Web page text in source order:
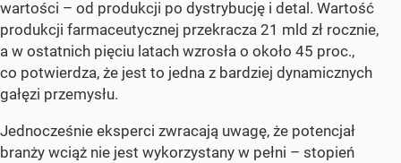
wartości – od produkcji po dystrybucję i detal. Wartość
produkcji farmaceutycznej przekracza 21 mld zł rocznie,
a w ostatnich pięciu latach wzrosła o około 45 proc.,
co potwierdza, że jest to jedna z bardziej dynamicznych
gałęzi przemysłu.
Jednocześnie eksperci zwracają uwagę, że potencjał
branży wciąż nie jest wykorzystany w pełni – stopień